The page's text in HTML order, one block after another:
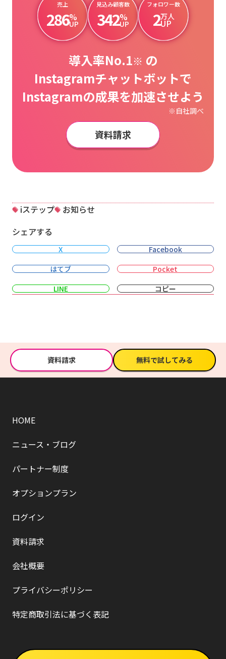
売上
286%
UP
見込み顧客数
342%
UP
フォロワー数
2万人
UP
導入率No.1※ の
Instagramチャットボットで
Instagramの成果を加速させよう
※自社調べ
資料請求
iステップ
お知らせ
シェアする
X
Facebook
はてブ
Pocket
LINE
コピー
資料請求 無料で試してみる
HOME
ニュース・ブログ
パートナー制度
オプションプラン
ログイン
資料請求
会社概要
プライバシーポリシー
特定商取引法に基づく表記